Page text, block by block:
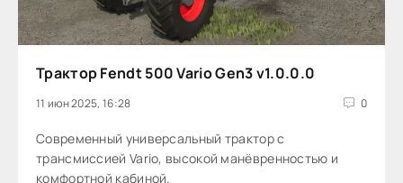
Трактор Fendt 500 Vario Gen3 v1.0.0.0
11 июн 2025, 16:28 0
Cовременный универсальный трактор с
трансмиссией Vario, высокой манёвренностью и
комфортной кабиной.